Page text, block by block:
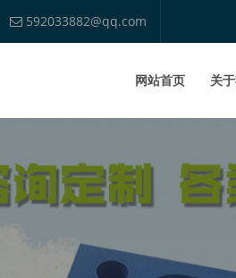
592033882@qq.com
网站首页 关